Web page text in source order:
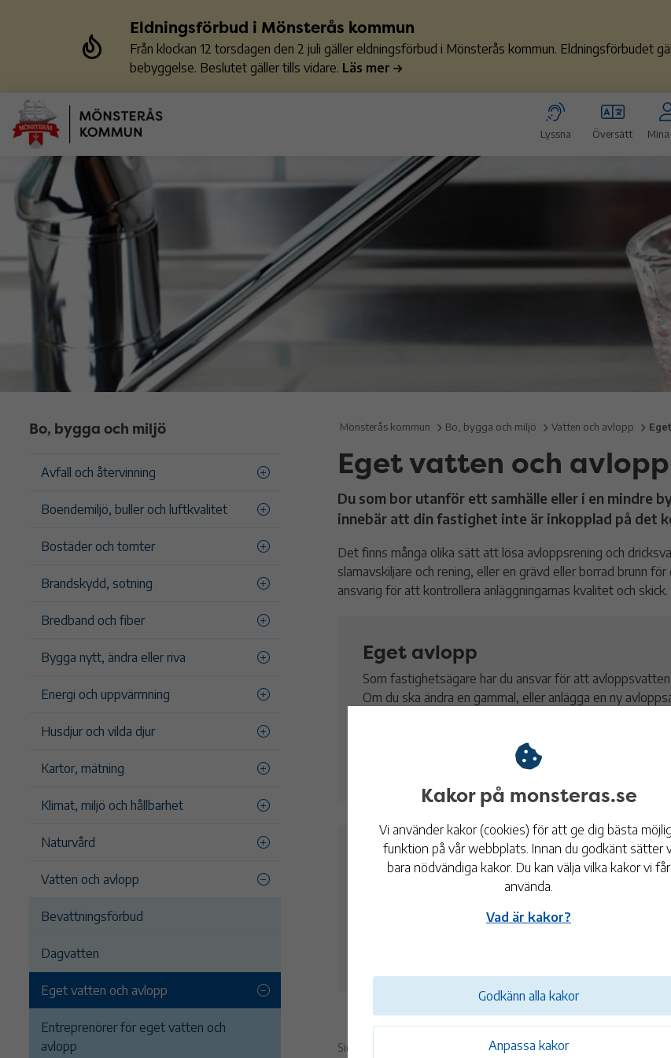
Eldningsförbud i Mönsterås kommun
Från klockan 12 torsdagen den 2 juli gäller eldningsförbud i Mönsterås kommun. Eldningsförbudet
bebyggelse. Beslutet gäller tills vidare. Läs mer
Lyssna Översätt
Bo, bygga och miljö
Avfall och återvinning
Boendemiljö, buller och luftkvalitet
Bostäder och tomter
Brandskydd, sotning
Bredband och fiber
Bygga nytt, ändra eller riva
Energi och uppvärmning
Husdjur och vilda djur
Kartor, mätning
Klimat, miljö och hållbarhet
Naturvård
Vatten och avlopp
Bevattningsförbud
Dagvatten
Eget vatten och avlopp
Entreprenörer för eget vatten och
avlopp
Mönsterås kommun Bo, bygga och miljö Vatten och avlopp
Eget vatten och avlopp
Du som bor utanför ett samhälle eller i en mindre
innebär att din fastighet inte är inkopplad på det
Det finns många olika sätt att lösa avloppsrening och
slamavskiljare och rening, eller en grävd eller borrad brunn
ansvarig för att kontrollera anläggningarnas kvalitet och skick.
Eget avlopp
Som fastighetsägare har du ansvar för att
Om du ska ändra en gammal, eller anlägga en ny
Eget dricksvatten
Har du egen vattentäkt i form av grävd eller borrad
Sidan uppdaterad 2 februari 2026
Kakor på monsteras.se
Vi använder kakor (cookies) för att ge dig bästa
funktion på vår webbplats. Innan du godkänt sätter
bara nödvändiga kakor. Du kan välja vilka kakor vi får
använda.
Vad är kakor?
Anpassa kakor
Godkänn alla kakor